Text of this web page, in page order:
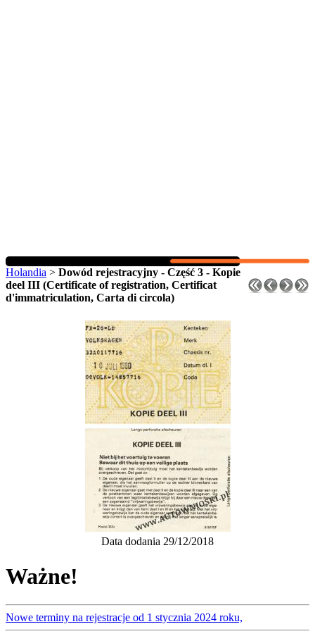
Holandia > Dowód rejestracyjny - Część 3 - Kopie
deel III (Certificate of registration, Certificat
d'immatriculation, Carta di circola)
Data dodania 29/12/2018
Ważne!
Nowe terminy na rejestracje od 1 stycznia 2024 roku,